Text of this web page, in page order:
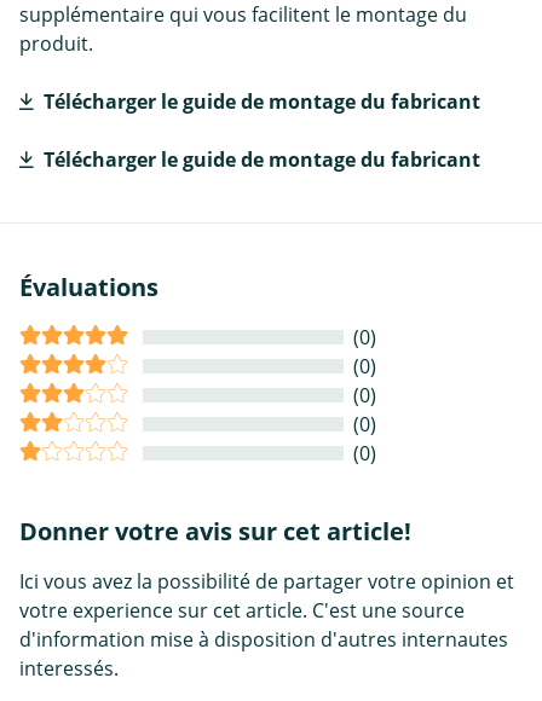
supplémentaire qui vous facilitent le montage du
produit.
Télécharger le guide de montage du fabricant
Télécharger le guide de montage du fabricant
Évaluations
(0)
(0)
(0)
(0)
(0)
Donner votre avis sur cet article!
Ici vous avez la possibilité de partager votre opinion et
votre experience sur cet article. C'est une source
d'information mise à disposition d'autres internautes
interessés.